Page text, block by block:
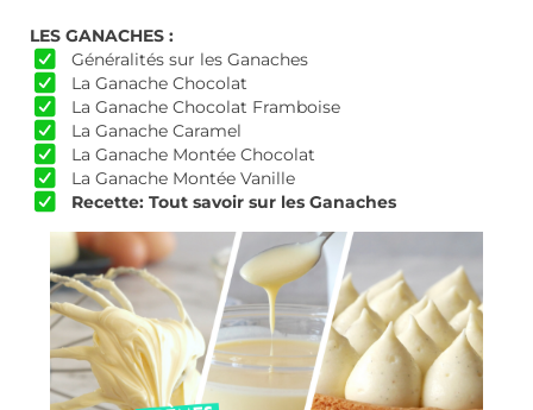
LES GANACHES :
Généralités sur les Ganaches
La Ganache Chocolat
La Ganache Chocolat Framboise
La Ganache Caramel
La Ganache Montée Chocolat
La Ganache Montée Vanille
Recette: Tout savoir sur les Ganaches